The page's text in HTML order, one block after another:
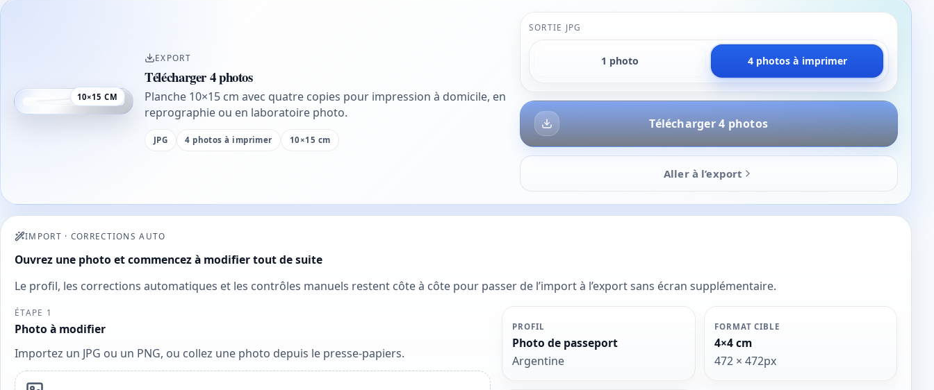
10×15 CM
EXPORT
Télécharger 4 photos
Planche 10×15 cm avec quatre copies pour impression à domicile, en
reprographie ou en laboratoire photo.
JPG 4 photos à imprimer 10×15 cm
SORTIE JPG
1 photo 4 photos à imprimer
Télécharger 4 photos
Aller à l’export
IMPORT · CORRECTIONS AUTO
Ouvrez une photo et commencez à modifier tout de suite
Le profil, les corrections automatiques et les contrôles manuels restent côte à côte pour passer de l’import à l’export sans écran supplémentaire.
ÉTAPE 1
Photo à modifier
Importez un JPG ou un PNG, ou collez une photo depuis le presse-papiers.
PROFIL
Photo de passeport
Argentine
FORMAT CIBLE
4×4 cm
472 × 472px